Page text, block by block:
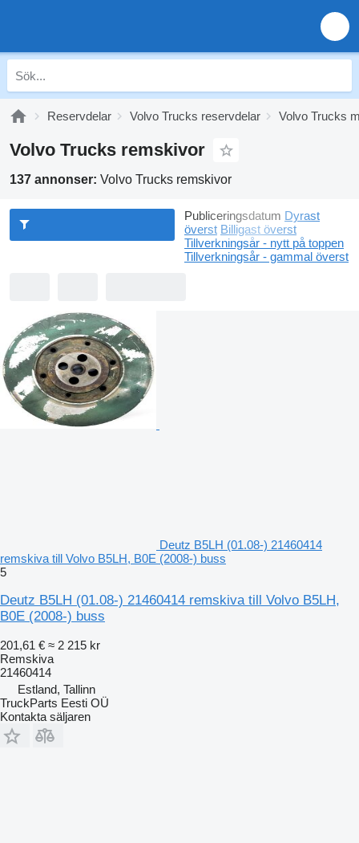
Reservdelar Volvo Trucks reservdelar Volvo Trucks
Volvo Trucks remskivor
137 annonser: Volvo Trucks remskivor
Publiceringsdatum Dyrast
överst Billigast överst
Tillverkningsår - nytt på toppen
Tillverkningsår - gammal överst
Deutz B5LH (01.08-) 21460414
remskiva till Volvo B5LH, B0E (2008-) buss
5
Deutz B5LH (01.08-) 21460414 remskiva till Volvo B5LH,
B0E (2008-) buss
201,61 € ≈ 2 215 kr
Remskiva
21460414
Estland, Tallinn
TruckParts Eesti OÜ
Kontakta säljaren